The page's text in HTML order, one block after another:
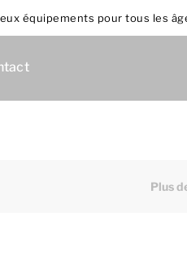
équipements pour tous les
Plus